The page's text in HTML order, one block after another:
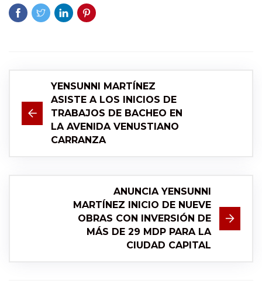
YENSUNNI MARTÍNEZ
ASISTE A LOS INICIOS DE
TRABAJOS DE BACHEO EN
LA AVENIDA VENUSTIANO
CARRANZA
ANUNCIA YENSUNNI
MARTÍNEZ INICIO DE NUEVE
OBRAS CON INVERSIÓN DE
MÁS DE 29 MDP PARA LA
CIUDAD CAPITAL